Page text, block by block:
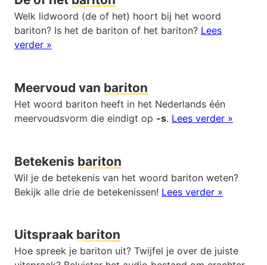
Welk lidwoord (de of het) hoort bij het woord
bariton? Is het de bariton of het bariton? Lees
verder »
Meervoud van bariton
Het woord bariton heeft in het Nederlands één
meervoudsvorm die eindigt op -s. Lees verder »
Betekenis bariton
Wil je de betekenis van het woord bariton weten?
Bekijk alle drie de betekenissen! Lees verder »
Uitspraak bariton
Hoe spreek je bariton uit? Twijfel je over de juiste